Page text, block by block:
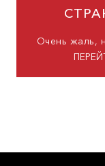
Очень жаль,